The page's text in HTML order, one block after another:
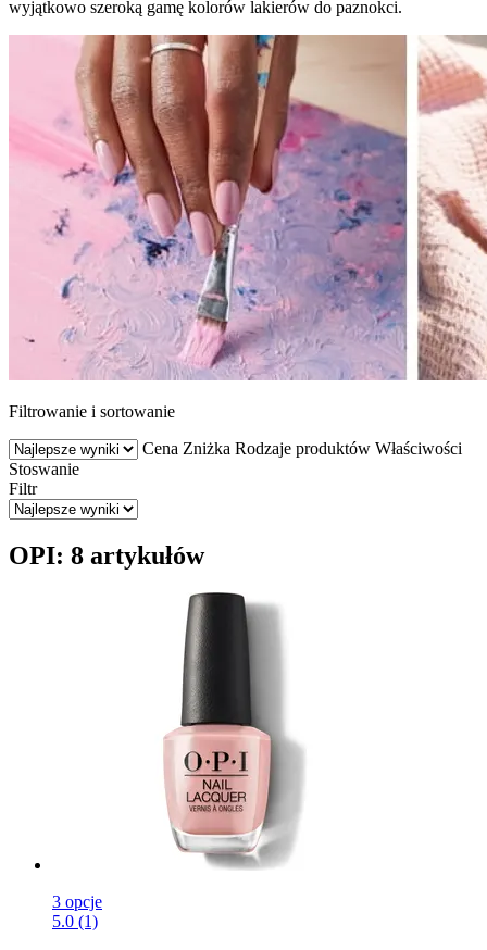
wyjątkowo szeroką gamę kolorów lakierów do paznokci.
Filtrowanie i sortowanie
Cena Zniżka Rodzaje produktów Właściwości
Stoswanie
Filtr
OPI: 8 artykułów
3 opcje
5.0 (1)